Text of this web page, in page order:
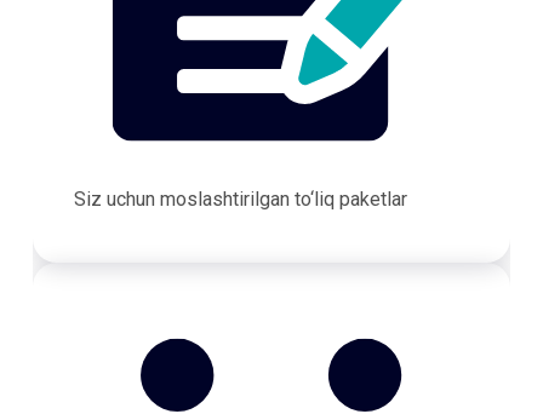
Siz uchun moslashtirilgan to‘liq paketlar